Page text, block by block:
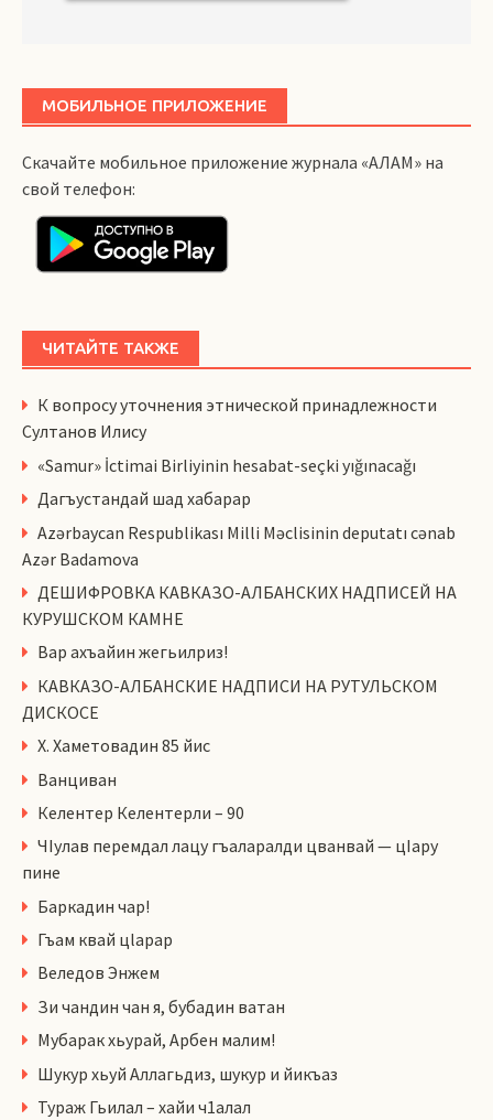
МОБИЛЬНОЕ ПРИЛОЖЕНИЕ
Скачайте мобильное приложение журнала «АЛАМ» на
свой телефон:
ЧИТАЙТЕ ТАКЖЕ
К вопросу уточнения этнической принадлежности
Султанов Илису
«Samur» İctimai Birliyinin hesabat-seçki yığınacağı
Дагъустандай шад хабарар
Azərbaycan Respublikası Milli Məclisinin deputatı cənab
Azər Badamova
ДЕШИФРОВКА КАВКАЗО-АЛБАНСКИХ НАДПИСЕЙ НА
КУРУШСКОМ КАМНЕ
Вар ахъайин жегьилриз!
КАВКАЗО-АЛБАНСКИЕ НАДПИСИ НА РУТУЛЬСКОМ
ДИСКОСЕ
Х. Хаметовадин 85 йис
Ванциван
Келентер Келентерли – 90
ЧIулав перемдал лацу гъаларалди цванвай — цIару
пине
Баркадин чар!
Гъам квай цlарар
Веледов Энжем
Зи чандин чан я, бубадин ватан
Мубарак хьурай, Арбен малим!
Шукур хьуй Аллагьдиз, шукур и йикъаз
Тураж Гьилал – хайи ч1алал